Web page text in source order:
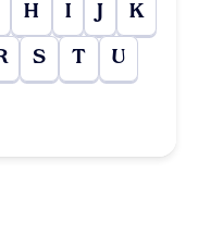
H I J K
S T U